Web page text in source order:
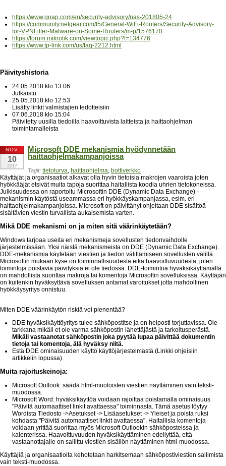
https://www.qnap.com/en/security-advisory/nas-201805-24
https://community.netgear.com/t5/General-WiFi-Routers/Security-Advisory-
for-VPNFilter-Malware-on-Some-Routers/m-p/1576170
https://forum.mikrotik.com/viewtopic.php?t=134776
https://www.tp-link.com/us/faq-2212.html
Päivityshistoria
24.05.2018 klo 13:06
Julkaistu
25.05.2018 klo 12:53
Lisätty linkit valmistajien tedotteisiin
07.06.2018 klo 15:04
Päivitetty uusilla tiedoilla haavoittuvista laitteista ja haittaohjelman
toimintamalleista
NOV
10
2017
Microsoft DDE mekanismia hyödynnetään
haittaohjelmakampanjoissa
Tagit: tietoturva, haittaohjelma, bottiverkko
Käyttäjät ja organisaatiot alkavat olla hyvin tietoisia makrojen vaaroista joten
hyökkääjät etsivät muita tapoja suorittaa haitallista koodia uhrien tietokoneissa.
Julkisuudessa on raportoitu Microsoftin DDE (Dynamic Data Exchange) -
mekanismin käytöstä useammassa eri hyökkäyskampanjassa, esim. eri
haittaohjelmakampanjoissa. Microsoft on päivittänyt ohjeitaan DDE sisältöä
sisältävien viestin turvallista aukaisemista varten.
Mikä DDE mekanismi on ja miten sitä väärinkäytetään?
Windows tarjoaa useita eri mekanismeja sovellusten tiedonvaihdolle
järjestelmissään. Yksi näistä mekanismeista on DDE (Dynamic Data Exchange).
DDE-mekanismia käytetään viestien ja tiedon välittämiseen sovellusten välillä.
Microsoftin mukaan kyse on toiminnallisuudesta eikä haavoittuvuudesta, joten
toimintoja poistavia päivityksiä ei ole tiedossa. DDE-toimintoa hyväksikäyttämällä
on mahdollista suorittaa makroja tai komentoja Microsoftin sovelluksissa. Käyttäjän
on kuitenkin hyväksyttävä sovelluksen antamat varoitukset jotta mahdollinen
hyökkäysyritys onnistuu.
Miten DDE väärinkäytön riskiä voi pienentää?
DDE hyväksikäyttöyritys tulee sähköpostitse ja on helposti torjuttavissa. Ole
tarkkana mikäli et ole varma sähköpostin lähettäjästä ja tarkoitusperästä.
Mikäli vastaanotat sähköpostin joka pyytää lupaa päivittää dokumentin
tietoja tai komentoja, älä hyväksy niitä.
Estä DDE ominaisuuden käyttö käyttöjärjestelmästä (Linkki ohjeisiin
artikkelin lopussa).
Muita rajoituskeinoja:
Microsoft Outlook: säädä html-muotoisten viestien näyttäminen vain teksti-
muodossa.
Microsoft Word: hyväksikäyttöä voidaan rajoittaa poistamalla ominaisuus
"Päivitä automaattiset linkit avattaessa" toiminnasta. Tämä asetus löytyy
Wordista Tiedosto ->Asetukset -> Lisäasetukset -> Yleiset ja poista ruksi
kohdasta "Päivitä automaattiset linkit avattaessa". Haitallisia komentoja
voidaan yrittää suorittaa myös Microsoft Outlookin sähköposteissa ja
kalenterissa. Haavoittuvuuden hyväksikäyttäminen edellyttää, että
vastaanottajalle on sallittu viestien sisällön näyttäminen html-muodossa.
Käyttäjiä ja organisaatioita kehotetaan harkitsemaan sähköpostiviestien sallimista
vain teksti-muodossa.